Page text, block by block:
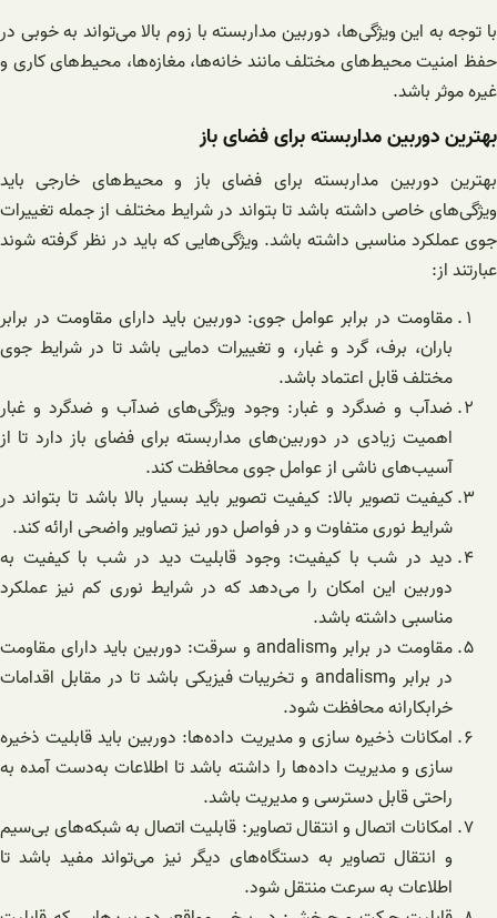
با توجه به این ویژگی‌ها، دوربین مداربسته با زوم بالا می‌تواند به خوبی در
حفظ امنیت محیط‌های مختلف مانند خانه‌ها، مغازه‌ها، محیط‌های کاری و
غیره موثر باشد.
بهترین دوربین مداربسته برای فضای باز
بهترین دوربین مداربسته برای فضای باز و محیط‌های خارجی باید
ویژگی‌های خاصی داشته باشد تا بتواند در شرایط مختلف از جمله تغییرات
جوی عملکرد مناسبی داشته باشد. ویژگی‌هایی که باید در نظر گرفته شوند
عبارتند از:
مقاومت در برابر عوامل جوی: دوربین باید دارای مقاومت در برابر
باران، برف، گرد و غبار، و تغییرات دمایی باشد تا در شرایط جوی
مختلف قابل اعتماد باشد.
ضدآب و ضدگرد و غبار: وجود ویژگی‌های ضدآب و ضدگرد و غبار
اهمیت زیادی در دوربین‌های مداربسته برای فضای باز دارد تا از
آسیب‌های ناشی از عوامل جوی محافظت کند.
کیفیت تصویر بالا: کیفیت تصویر باید بسیار بالا باشد تا بتواند در
شرایط نوری متفاوت و در فواصل دور نیز تصاویر واضحی ارائه کند.
دید در شب با کیفیت: وجود قابلیت دید در شب با کیفیت به
دوربین این امکان را می‌دهد که در شرایط نوری کم نیز عملکرد
مناسبی داشته باشد.
مقاومت در برابر وandalism و سرقت: دوربین باید دارای مقاومت
در برابر وandalism و تخریبات فیزیکی باشد تا در مقابل اقدامات
خرابکارانه محافظت شود.
امکانات ذخیره سازی و مدیریت داده‌ها: دوربین باید قابلیت ذخیره
سازی و مدیریت داده‌ها را داشته باشد تا اطلاعات به‌دست آمده به
راحتی قابل دسترسی و مدیریت باشد.
امکانات اتصال و انتقال تصاویر: قابلیت اتصال به شبکه‌های بی‌سیم
و انتقال تصاویر به دستگاه‌های دیگر نیز می‌تواند مفید باشد تا
اطلاعات به سرعت منتقل شود.